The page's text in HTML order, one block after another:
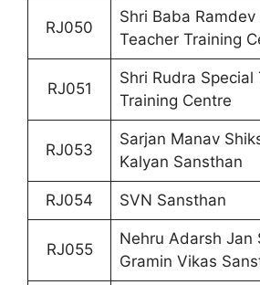
RJ050
Shri Baba Ramdev
Teacher Training
RJ051
Shri Rudra Special
Training Centre
RJ053
Sarjan Manav
Kalyan Sansthan
RJ054 SVN Sansthan
RJ055
Nehru Adarsh Jan
Gramin Vikas